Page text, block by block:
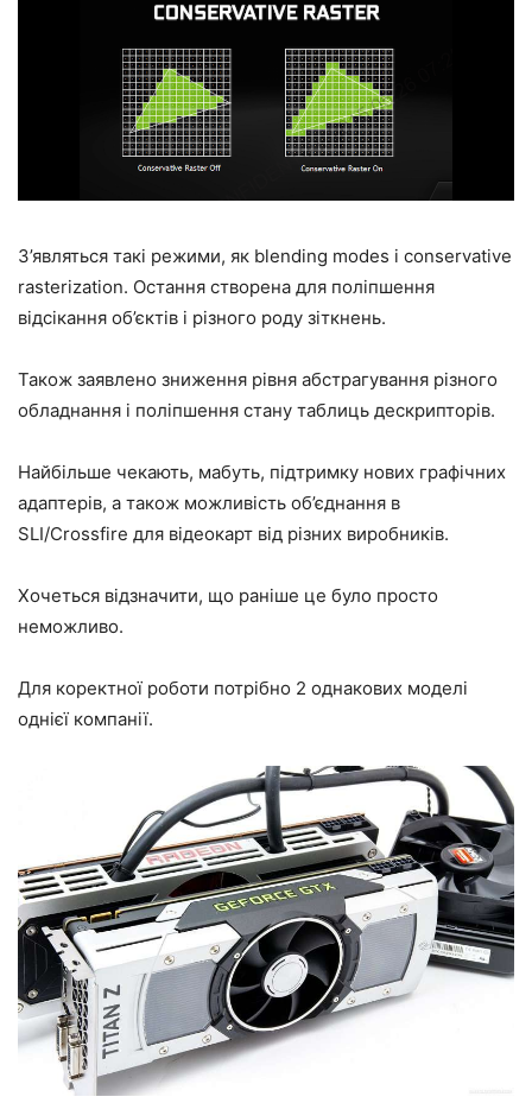
З’являться такі режими, як blending modes і conservative
rasterization. Остання створена для поліпшення
відсікання об’єктів і різного роду зіткнень.
Також заявлено зниження рівня абстрагування різного
обладнання і поліпшення стану таблиць дескрипторів.
Найбільше чекають, мабуть, підтримку нових графічних
адаптерів, а також можливість об’єднання в
SLI/Crossfire для відеокарт від різних виробників.
Хочеться відзначити, що раніше це було просто
неможливо.
Для коректної роботи потрібно 2 однакових моделі
однієї компанії.